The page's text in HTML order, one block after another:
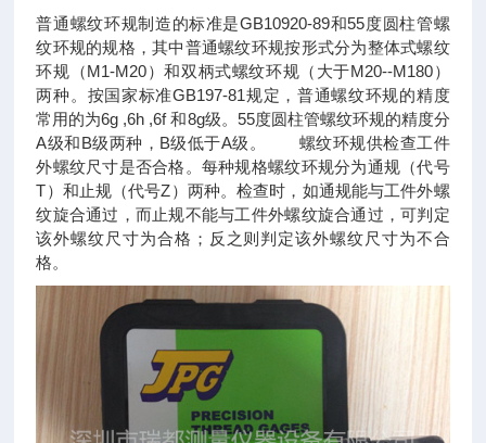
普通螺纹环规制造的标准是GB10920-89和55度圆柱管螺
纹环规的规格，其中普通螺纹环规按形式分为整体式螺纹
环规（M1-M20）和双柄式螺纹环规（大于M20--M180）
两种。按国家标准GB197-81规定，普通螺纹环规的精度
常用的为6g ,6h ,6f和8g级。 55度圆柱管螺纹环规的精度分
A级和B级两种， B级低于A级。 螺纹环规供检查工件
外螺纹尺寸是否合格。每种规格螺纹环规分为通规（代号
T）和止规（代号Z）两种。检查时，如通规能与工件外螺
纹旋合通过，而止规不能与工件外螺纹旋合通过，可判定
该外螺纹尺寸为合格；反之则判定该外螺纹尺寸为不合
格。